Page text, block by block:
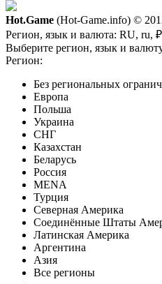
Hot.Game (Hot-Game.info) ©
Регион, язык и валюта: RU, ru, ₽
Выберите регион, язык и
Регион:
Без региональных
Европа
Польша
Украина
СНГ
Казахстан
Беларусь
Россия
MENA
Турция
Северная Америка
Соединённые Штаты
Латинская Америка
Аргентина
Азия
Все регионы